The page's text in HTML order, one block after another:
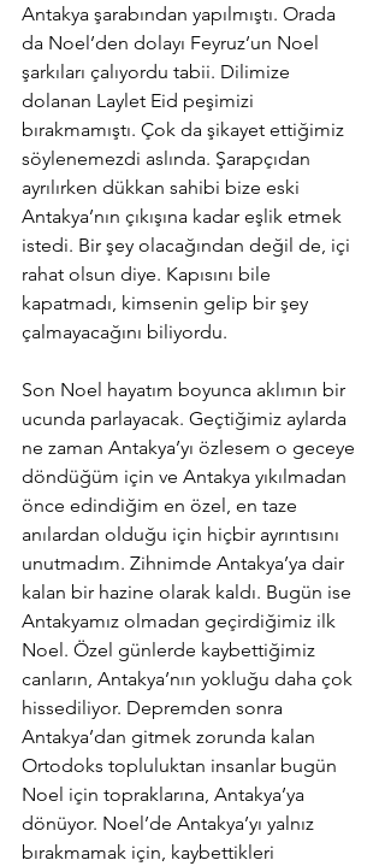
Antakya şarabından yapılmıştı. Orada
da Noel’den dolayı Feyruz’un Noel
şarkıları çalıyordu tabii. Dilimize
dolanan Laylet Eid peşimizi
bırakmamıştı. Çok da şikayet ettiğimiz
söylenemezdi aslında. Şarapçıdan
ayrılırken dükkan sahibi bize eski
Antakya’nın çıkışına kadar eşlik etmek
istedi. Bir şey olacağından değil de, içi
rahat olsun diye. Kapısını bile
kapatmadı, kimsenin gelip bir şey
çalmayacağını biliyordu.
Son Noel hayatım boyunca aklımın bir
ucunda parlayacak. Geçtiğimiz aylarda
ne zaman Antakya’yı özlesem o geceye
döndüğüm için ve Antakya yıkılmadan
önce edindiğim en özel, en taze
anılardan olduğu için hiçbir ayrıntısını
unutmadım. Zihnimde Antakya’ya dair
kalan bir hazine olarak kaldı. Bugün ise
Antakyamız olmadan geçirdiğimiz ilk
Noel. Özel günlerde kaybettiğimiz
canların, Antakya’nın yokluğu daha çok
hissediliyor. Depremden sonra
Antakya’dan gitmek zorunda kalan
Ortodoks topluluktan insanlar bugün
Noel için topraklarına, Antakya’ya
dönüyor. Noel’de Antakya’yı yalnız
bırakmamak için, kaybettikleri